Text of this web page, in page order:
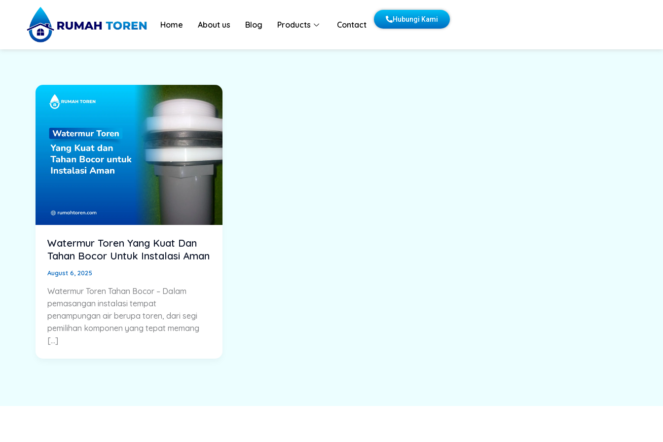
content
Home About us Blog Products Contact
Hubungi Kami
Watermur Toren Yang Kuat Dan
Tahan Bocor Untuk Instalasi Aman
August 6, 2025
Watermur Toren Tahan Bocor – Dalam
pemasangan instalasi tempat
penampungan air berupa toren, dari segi
pemilihan komponen yang tepat memang
[…]